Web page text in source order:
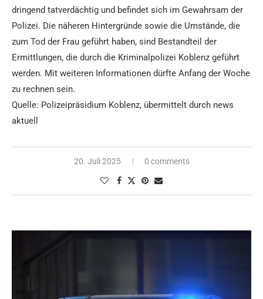
dringend tatverdächtig und befindet sich im Gewahrsam der
Polizei. Die näheren Hintergründe sowie die Umstände, die
zum Tod der Frau geführt haben, sind Bestandteil der
Ermittlungen, die durch die Kriminalpolizei Koblenz geführt
werden. Mit weiteren Informationen dürfte Anfang der Woche
zu rechnen sein.
Quelle: Polizeipräsidium Koblenz, übermittelt durch news
aktuell
20. Juli 2025 0 comments